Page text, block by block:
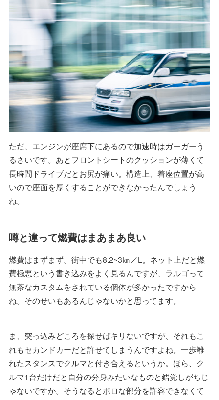
ただ、エンジンが座席下にあるので加速時はガーガーう
るさいです。あとフロントシートのクッションが薄くて
長時間ドライブだとお尻が痛い。構造上、着座位置が高
いので座面を厚くすることができなかったんでしょう
ね。
噂と違って燃費はまあまあ良い
燃費はまずまず。街中でも8.2~3㎞／L。ネット上だと燃
費極悪という書き込みをよく見るんですが、ラルゴって
無茶なカスタムをされている個体が多かったですから
ね。そのせいもあるんじゃないかと思ってます。
ま、突っ込みどころを探せばキリないですが、それもこ
れもセカンドカーだと許せてしまうんですよね。一歩離
れたスタンスでクルマと付き合えるというか。ほら、ク
ルマ1台だけだと自分の分身みたいなものと錯覚しがちじ
ゃないですか。そうなるとボロな部分を許容できなくて